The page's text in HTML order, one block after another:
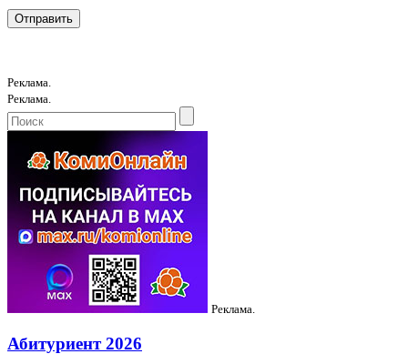
Реклама.
Реклама.
Реклама.
Абитуриент 2026